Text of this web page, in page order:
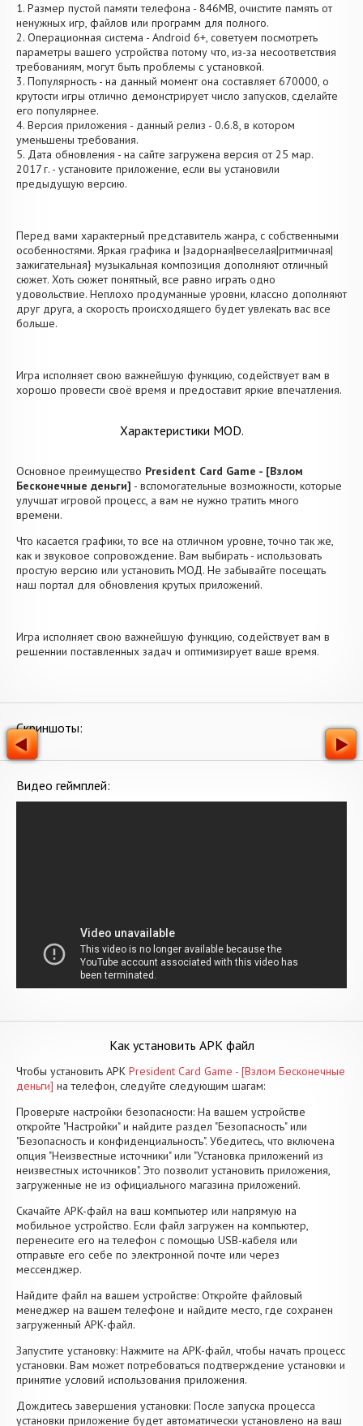
1. Размер пустой памяти телефона - 846MB, очистите память от
ненужных игр, файлов или программ для полного.
2. Операционная система - Android 6+, советуем посмотреть
параметры вашего устройства потому что, из-за несоответствия
требованиям, могут быть проблемы с установкой.
3. Популярность - на данный момент она составляет 670000, о
крутости игры отлично демонстрирует число запусков, сделайте
его популярнее.
4. Версия приложения - данный релиз - 0.6.8, в котором
уменьшены требования.
5. Дата обновления - на сайте загружена версия от 25 мар.
2017 г. - установите приложение, если вы установили
предыдущую версию.
Перед вами характерный представитель жанра, с собственными
особенностями. Яркая графика и |задорная|веселая|ритмичная|
зажигательная} музыкальная композиция дополняют отличный
сюжет. Хоть сюжет понятный, все равно играть одно
удовольствие. Неплохо продуманные уровни, классно дополняют
друг друга, а скорость происходящего будет увлекать вас все
больше.
Игра исполняет свою важнейшую функцию, содействует вам в
хорошо провести своё время и предоставит яркие впечатления.
Характеристики MOD.
Основное преимущество President Card Game - [Взлом
Бесконечные деньги] - вспомогательные возможности, которые
улучшат игровой процесс, а вам не нужно тратить много
времени.
Что касается графики, то все на отличном уровне, точно так же,
как и звуковое сопровождение. Вам выбирать - использовать
простую версию или установить МОД. Не забывайте посещать
наш портал для обновления крутых приложений.
Игра исполняет свою важнейшую функцию, содействует вам в
решеннии поставленных задач и оптимизирует ваше время.
Скриншоты:
Видео геймплей:
Как установить APK файл
Чтобы установить APK President Card Game - [Взлом Бесконечные
деньги] на телефон, следуйте следующим шагам:
Проверьте настройки безопасности: На вашем устройстве
откройте "Настройки" и найдите раздел "Безопасность" или
"Безопасность и конфиденциальность". Убедитесь, что включена
опция "Неизвестные источники" или "Установка приложений из
неизвестных источников". Это позволит установить приложения,
загруженные не из официального магазина приложений.
Скачайте APK-файл на ваш компьютер или напрямую на
мобильное устройство. Если файл загружен на компьютер,
перенесите его на телефон с помощью USB-кабеля или
отправьте его себе по электронной почте или через
мессенджер.
Найдите файл на вашем устройстве: Откройте файловый
менеджер на вашем телефоне и найдите место, где сохранен
загруженный APK-файл.
Запустите установку: Нажмите на APK-файл, чтобы начать процесс
установки. Вам может потребоваться подтверждение установки и
принятие условий использования приложения.
Дождитесь завершения установки: После запуска процесса
установки приложение будет автоматически установлено на ваш